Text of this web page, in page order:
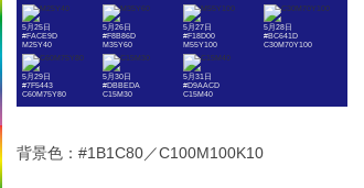
5月25日
#FACE9D
M25Y40
5月26日
#F8B86D
M35Y60
5月27日
#F18D00
M55Y100
5月28日
#BC641D
C30M70Y100
5月29日
#7F5443
C60M75Y80
5月30日
#DBBEDA
C15M30
5月31日
#D9AACD
C15M40
背景色：#1B1C80／C100M100K10